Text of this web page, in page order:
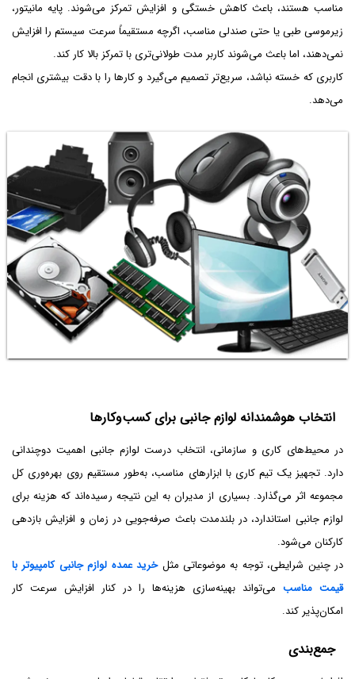
مناسب هستند، باعث کاهش خستگی و افزایش تمرکز می‌شوند. پایه مانیتور،
زیرموسی طبی یا حتی صندلی مناسب، اگرچه مستقیماً سرعت سیستم را افزایش
نمی‌دهند، اما باعث می‌شوند کاربر مدت طولانی‌تری با تمرکز بالا کار کند.
کاربری که خسته نباشد، سریع‌تر تصمیم می‌گیرد و کارها را با دقت بیشتری انجام
می‌دهد.
انتخاب هوشمندانه لوازم جانبی برای کسب‌وکارها
در محیط‌های کاری و سازمانی، انتخاب درست لوازم جانبی اهمیت دوچندانی
دارد. تجهیز یک تیم کاری با ابزارهای مناسب، به‌طور مستقیم روی بهره‌وری کل
مجموعه اثر می‌گذارد. بسیاری از مدیران به این نتیجه رسیده‌اند که هزینه برای
لوازم جانبی استاندارد، در بلندمدت باعث صرفه‌جویی در زمان و افزایش بازدهی
کارکنان می‌شود.
در چنین شرایطی، توجه به موضوعاتی مثلخرید عمده لوازم جانبی کامپیوتر با
قیمت مناسب می‌تواند بهینه‌سازی هزینه‌ها را در کنار افزایش سرعت کار
امکان‌پذیر کند.
جمع‌بندی